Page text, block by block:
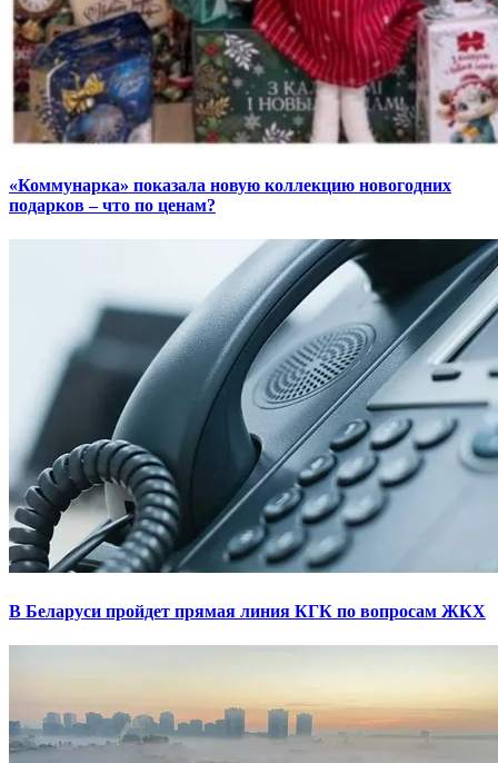
«Коммунарка» показала новую коллекцию новогодних
подарков – что по ценам?
В Беларуси пройдет прямая линия КГК по вопросам ЖКХ